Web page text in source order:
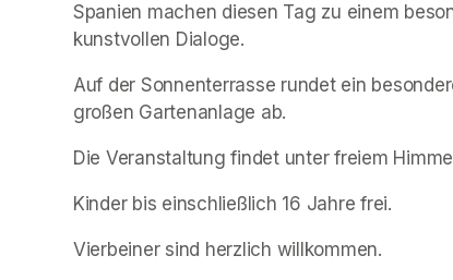
Spanien machen diesen Tag zu einem
kunstvollen Dialoge.
Auf der Sonnenterrasse rundet ein
großen Gartenanlage ab.
Die Veranstaltung findet unter freiem
Kinder bis einschließlich 16 Jahre frei.
Vierbeiner sind herzlich willkommen.